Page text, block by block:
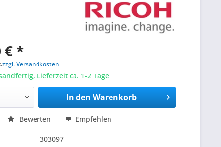
€ *
zzgl. Versandkosten
Lieferzeit ca. 1-2 Tage
In den Warenkorb
Bewerten Empfehlen
303097